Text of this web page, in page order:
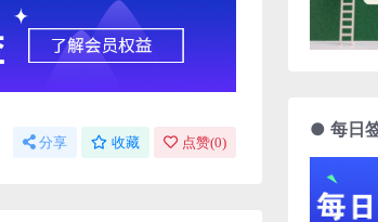
分享 收藏 点赞(0)
● 每日